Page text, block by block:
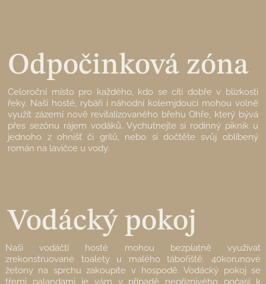
Odpočinková zóna
Celoroční místo pro každého, kdo se cítí dobře v blízkosti
řeky. Naši hosté, rybáři i náhodní kolemjdoucí mohou volně
využít zázemí nově revitalizovaného břehu Ohře, který bývá
přes sezónu rájem vodáků. Vychutnejte si rodinný piknik u
jednoho z ohnišť či grilů, nebo si dočtěte svůj oblíbený
román na lavičce u vody.
Vodácký pokoj
Naši vodáčtí hosté mohou bezplatně využívat
zrekonstruované toalety u malého tábořiště. 40korunové
žetony na sprchu zakoupíte v hospodě. Vodácký pokoj se
třemi palandami je vám v případě nepříznivého počasí k